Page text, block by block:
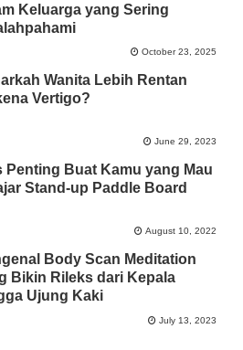
Keluarga yang Sering
October 23, 2025
Wanita Lebih Rentan
Vertigo?
June 29, 2023
Penting Buat Kamu yang Mau
Stand-up Paddle Board
August 10, 2022
Body Scan Meditation
Bikin Rileks dari Kepala
Ujung Kaki
July 13, 2023